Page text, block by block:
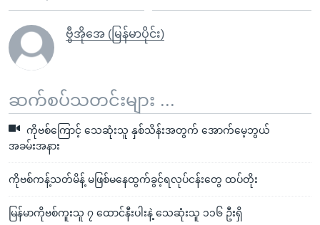
ဗွီအိုအေ (မြန်မာပိုင်း)
ဆက်စပ်သတင်းများ ...
ကိုဗစ်ကြောင့် သေဆုံးသူ နှစ်သိန်းအတွက် အောက်မေ့ဘွယ်
အခမ်းအနား
ကိုဗစ်ကန့်သတ်မိန့် မဖြစ်မနေထွက်ခွင့်ရလုပ်ငန်းတွေ ထပ်တိုး
မြန်မာကိုဗစ်ကူးသူ ၇ ထောင်နီးပါးနဲ့ သေဆုံးသူ ၁၁၆ ဦးရှိ